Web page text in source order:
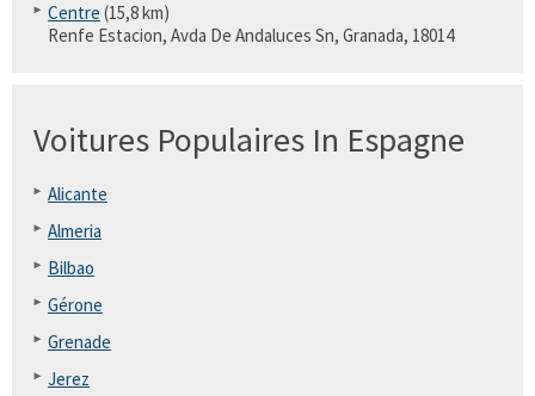
Centre (15,8 km)
Renfe Estacion, Avda De Andaluces Sn, Granada, 18014
Voitures Populaires In Espagne
Alicante
Almeria
Bilbao
Gérone
Grenade
Jerez